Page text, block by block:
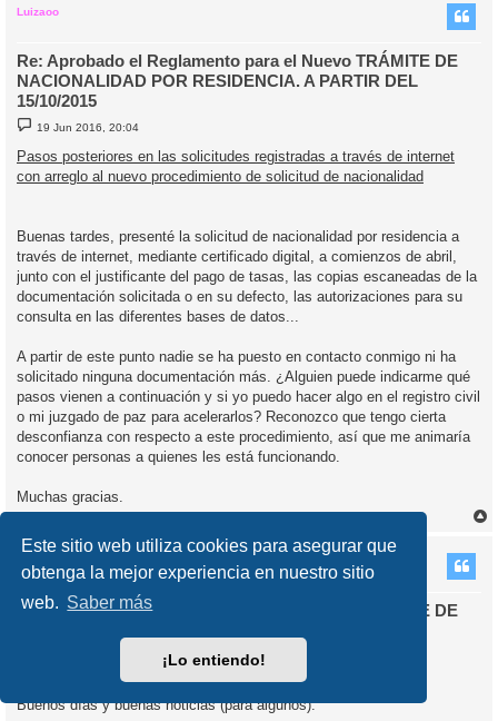
Este sitio web utiliza cookies para asegurar que
obtenga la mejor experiencia en nuestro sitio
web. Saber más
¡Lo entiendo!
Luizaoo
Re: Aprobado el Reglamento para el Nuevo TRÁMITE DE
NACIONALIDAD POR RESIDENCIA. A PARTIR DEL
15/10/2015
M
e
s
a
19 Jun 2016, 20:04
Pasos posteriores en las solicitudes registradas a través de internet
con arreglo al nuevo procedimiento de solicitud de nacionalidad
Buenas tardes, presenté la solicitud de nacionalidad por residencia a
través de internet, mediante certificado digital, a comienzos de abril,
junto con el justificante del pago de tasas, las copias escaneadas de la
documentación solicitada o en su defecto, las autorizaciones para su
consulta en las diferentes bases de datos...
A partir de este punto nadie se ha puesto en contacto conmigo ni ha
solicitado ninguna documentación más. ¿Alguien puede indicarme qué
pasos vienen a continuación y si yo puedo hacer algo en el registro civil
o mi juzgado de paz para acelerarlos? Reconozco que tengo cierta
desconfianza con respecto a este procedimiento, así que me animaría
conocer personas a quienes les está funcionando.
Muchas gracias.
Re: Aprobado el Reglamento para el Nuevo TRÁMITE DE
s
14 Oct 2016, 14:41
Buenos días y buenas noticias (para algunos):